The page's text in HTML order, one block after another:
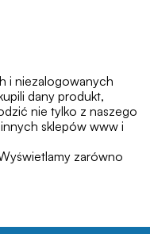
i niezalogowanych
dany produkt,
nie tylko z naszego
sklepów www i
zarówno